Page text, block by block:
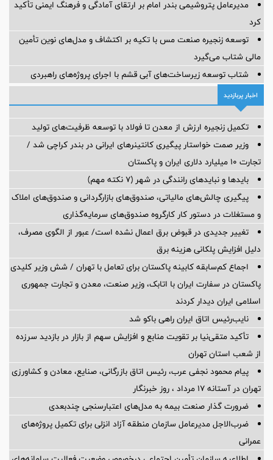
مدیرعامل پتروشیمی بندر امام بر ارتقای آمادگی و فرهنگ ایمنی تأکید
کرد
توسعه زنجیره صنعت مس با تکیه بر اکتشاف و مدل‌های نوین تأمین
مالی شتاب می‌گیرد
شتاب توسعه زیرساخت‌های آبی قشم با اجرای پروژه‌های راهبردی
اخبار پربازدید
تکمیل زنجیره ارزش از معدن تا فولاد با توسعه ظرفیت‌های تولید
وزیر صمت خواستار پیگیری کانتینرهای ایرانی در بندر کراچی شد /
تجارت ۱۰ میلیارد دلاری ایران و پاکستان
بایدها و نبایدهای رانندگی در شهر (۷ نکته مهم)
پیگیری چالش‌های مالیاتی، صندوق‌های بازارگردانی و صندوق‌های املاک
و مستغلات در دستور کار کارگروه صندوق‌های سرمایه‌گذاری
تغییر جدیدی در قبوض برق اعمال نشده است/ عبور از الگوی مصرف،
دلیل افزایش پلکانی هزینه برق
اجماع کم‌سابقه کابینه پاکستان برای تعامل با تهران / شش وزیر کلیدی
پاکستان در سفارت ایران با اتابک، وزیر صنعت، معدن و تجارت جمهوری
اسلامی ایران دیدار کردند
نایب‌رئیس اتاق ایران راهی باکو شد
تأکید متقی‌نیا بر تقویت منابع و افزایش سهم از بازار در بازدید سرزده
از شعب استان تهران
پیام محمود نجفی عرب، رئیس اتاق بازرگانی، صنایع، معادن و کشاورزی
تهران در آستانه 17 مرداد ، روز خبرنگار
ضرورت گذار صنعت بیمه به مدل‌های اعتبارسنجی چندبعدی
ضرب‌الاجل مدیرعامل سازمان منطقه آزاد انزلی برای تكمیل پروژه‌های
عمرانی